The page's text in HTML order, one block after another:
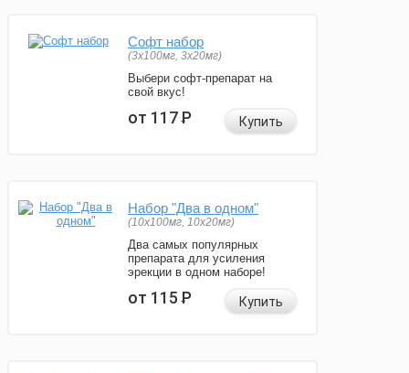
Софт набор
(3x100мг, 3x20мг)
Выбери софт-препарат на
свой вкус!
от 117Р Купить
Набор "Два в одном"
(10x100мг, 10x20мг)
Два самых популярных
препарата для усиления
эрекции в одном наборе!
от 115Р Купить